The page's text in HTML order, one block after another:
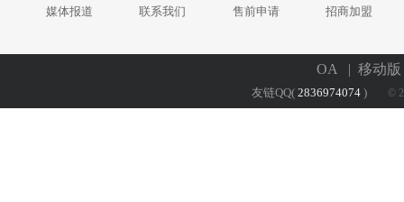
媒体报道
联系我们
售前申请
招商加盟
OA | 移动
友链QQ( 2836974074 ) ©